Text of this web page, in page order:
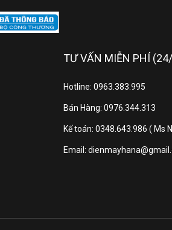
DelicateCare bảo vệ đồ len không bị
24 tháng
Thái Lan
TƯ VẤN MIỄN PHÍ
Hotline: 0963.383.995
Bán Hàng: 0976.344.313
Kế toán: 0348.643.986 ( Ms
Email: